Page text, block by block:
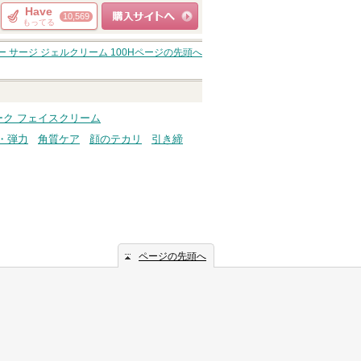
Have
もってる
10,569
ショッピングサイト
へ
サージ ジェルクリーム 100Hページの先頭へ
ク フェイスクリーム
弾力 角質ケア 顔のテカリ
引き締
ページの先頭へ